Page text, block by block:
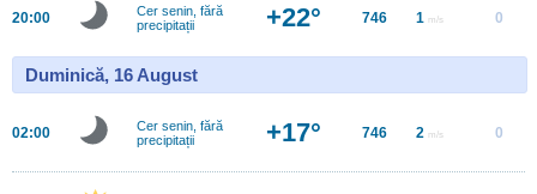
20:00
Cer senin, fără
precipitații
+22° 746 1 m/s 0
Duminică, 16 August
02:00
Cer senin, fără
precipitații
+17° 746 2 m/s 0